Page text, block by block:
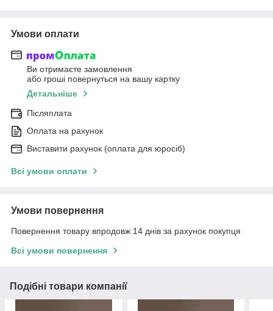
Умови оплати
Ви отримаєте замовлення
або гроші повернуться на вашу картку
Детальніше
Післяплата
Оплата на рахунок
Виставити рахунок (оплата для юросіб)
Всі умови оплати
Умови повернення
Повернення товару впродовж 14 днів за рахунок покупця
Всі умови повернення
Подібні товари компанії